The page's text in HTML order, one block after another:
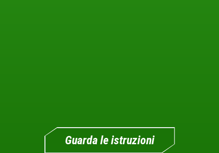
Guarda le istruzioni